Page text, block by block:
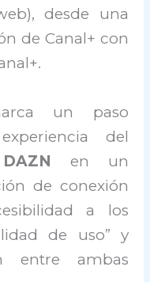
desde una
de Canal+ con
un paso
del
DAZN
en un
de conexión
a los
de uso” y
entre ambas